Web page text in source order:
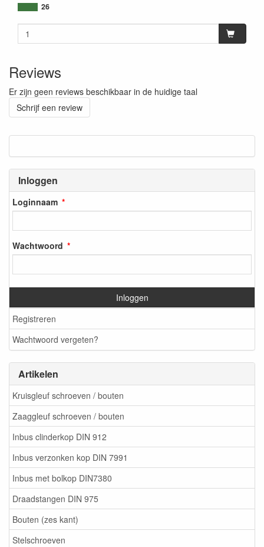
Inloggen
Loginnaam
Wachtwoord
Inloggen
Registreren
Wachtwoord vergeten?
Artikelen
Kruisgleuf schroeven / bouten
Zaaggleuf schroeven / bouten
Inbus clinderkop DIN 912
Inbus verzonken kop DIN 7991
Inbus met bolkop DIN7380
Draadstangen DIN 975
Bouten (zes kant)
Stelschroeven
26
Reviews
Er zijn geen reviews beschikbaar in de huidige taal
Schrijf een review